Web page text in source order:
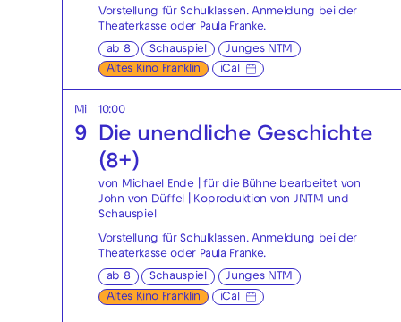
Vorstellung für Schulklassen. Anmeldung bei der
Theaterkasseoder Paula Franke.
ab 8 Schauspiel
Junges NTM
Altes Kino Franklin
iCal
Mi
9
10:00
Die unendliche Geschichte
(8+)
von Michael Ende | für die Bühne bearbeitet von
John von Düffel | Koproduktion von JNTM und
Schauspiel
Vorstellung für Schulklassen. Anmeldung bei der
Theaterkasseoder Paula Franke.
ab 8 Schauspiel
Junges NTM
Altes Kino Franklin
iCal